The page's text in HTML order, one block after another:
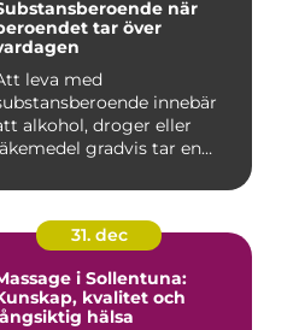
när
tar över
leva med
innebär
alkohol, droger eller
gradvis tar en
31. dec
i Sollentuna:
kvalitet och
hälsa